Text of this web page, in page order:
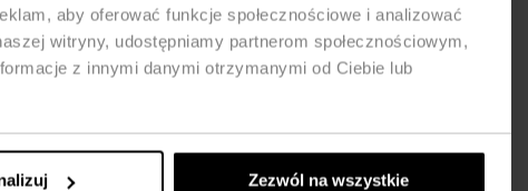
aby oferować funkcje społecznościowe i analizować
witryny, udostępniamy partnerom społecznościowym,
z innymi danymi otrzymanymi od Ciebie lub
Zezwól na wszystkie